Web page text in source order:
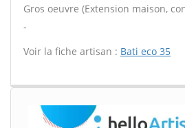
Gros oeuvre (Extension maison,
-
Voir la fiche artisan : Bati eco 35